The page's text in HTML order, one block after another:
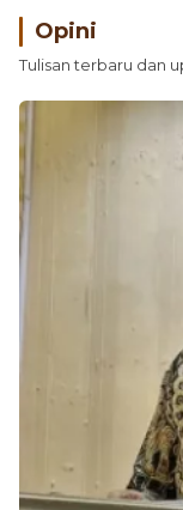
Opini
Tulisan terbaru dan